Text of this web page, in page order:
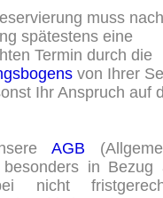
muss nach
spätestens eine
Termin durch die
von Ihrer
Ihr Anspruch auf
AGB
besonders in Bezug
nicht